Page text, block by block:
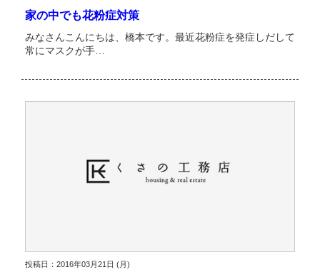
家の中でも花粉症対策
みなさんこんにちは、橋本です。最近花粉症を発症しだして
常にマスクが手…
投稿日：2016年03月21日 (月)